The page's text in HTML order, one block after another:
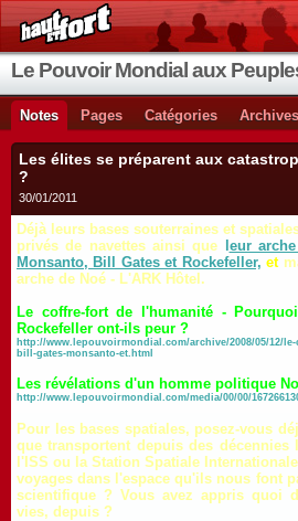
Le Pouvoir Mondial aux
Notes Pages Catégories Archives
Les élites se préparent aux
?
30/01/2011
Déjà leurs bases souterraines et
privés de navettes ainsi que
eur
Monsanto, Bill Gates et Rockefeller, et
arche de Noé - L'ARK Hôtel.
Le coffre-fort de l'humanité -
Rockefeller ont-ils peur ?
http://www.lepouvoirmondial.com/archive/2008/05/12/
bill-gates-monsanto-et.html
Les révélations d'un homme politique
http://www.lepouvoirmondial.com/media/00/00/
Pour les bases spatiales, posez-vous
que transportent depuis des décennies
l'ISS ou la Station Spatiale
voyages dans l'espace qu'ils nous font
scientifique ? Vous avez appris quoi
vies, depuis ?